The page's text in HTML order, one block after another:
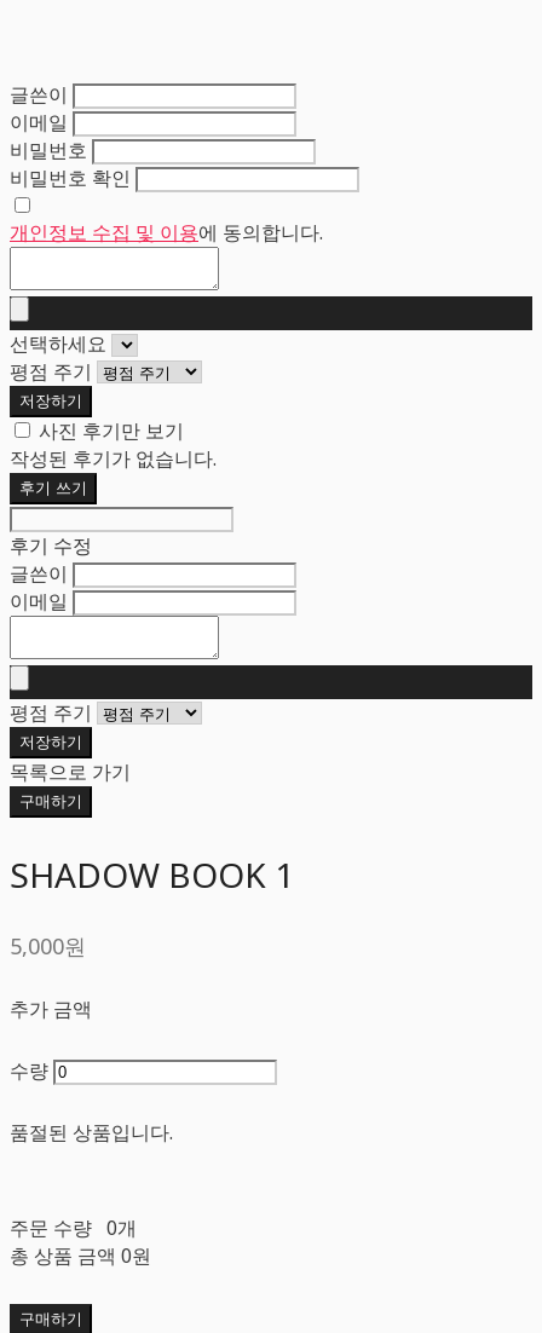
글쓴이
이메일
비밀번호
비밀번호 확인
개인정보 수집 및 이용에 동의합니다.
선택하세요
평점 주기
저장하기
사진 후기만 보기
작성된 후기가 없습니다.
후기 쓰기
후기 수정
글쓴이
이메일
평점 주기
저장하기
목록으로 가기
구매하기
SHADOW BOOK 1
5,000원
추가 금액
수량
품절된 상품입니다.
주문 수량 0개
총 상품 금액 0원
구매하기